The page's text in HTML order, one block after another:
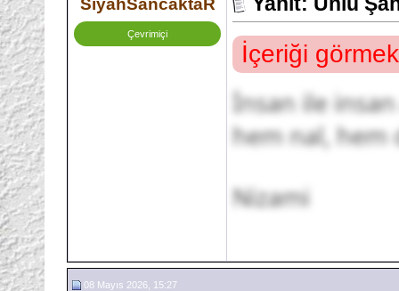
SiyahSancaktaR
Çevrimiçi
İçeriği
İnsan ile
hem nal, hem
Nizami
08 Mayıs 2026, 15:27